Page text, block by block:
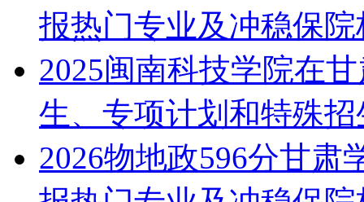
报热门专业及冲稳保
2025闽南科技学院在
生、专项计划和特殊招
2026物地政596分甘肃